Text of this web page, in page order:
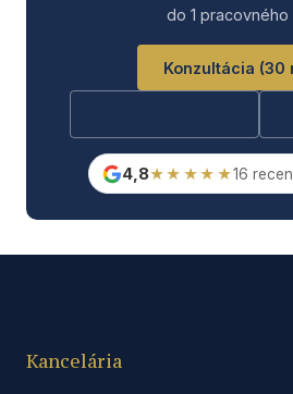
do 1 pracovného
Konzultácia (30
4,8★★★★★16
Kancelária